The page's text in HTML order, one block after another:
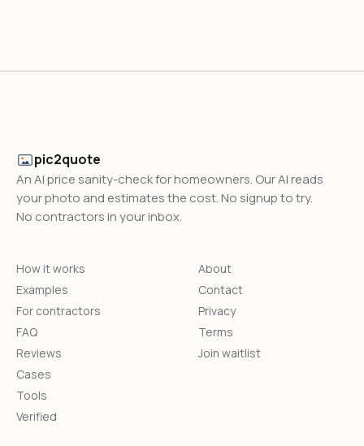
pic2quote
An AI price sanity-check for homeowners. Our AI reads
your photo and estimates the cost. No signup to try.
No contractors in your inbox.
How it works
Examples
For contractors
FAQ
Reviews
Cases
Tools
Verified
About
Contact
Privacy
Terms
Join waitlist